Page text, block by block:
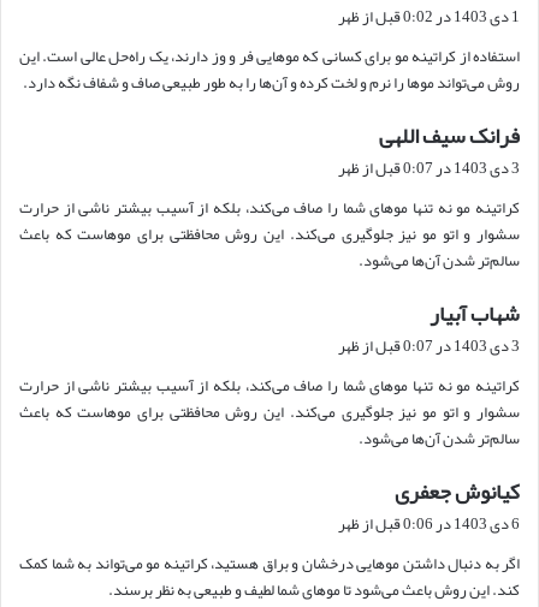
:
1 دی 1403 در 0:02 قبل از ظهر
استفاده از کراتینه مو برای کسانی که موهایی فر و وز دارند، یک راه‌حل عالی است. این
روش می‌تواند موها را نرم و لخت کرده و آن‌ها را به طور طبیعی صاف و شفاف نگه دارد.
فرانک سیف اللهیف
ت
:
3 دی 1403 در 0:07 قبل از ظهر
کراتینه مو نه تنها موهای شما را صاف می‌کند، بلکه از آسیب بیشتر ناشی از حرارت
سشوار و اتو مو نیز جلوگیری می‌کند. این روش محافظتی برای موهاست که باعث
سالم‌تر شدن آن‌ها می‌شود.
شهاب آبیارف
:
3 دی 1403 در 0:07 قبل از ظهر
کراتینه مو نه تنها موهای شما را صاف می‌کند، بلکه از آسیب بیشتر ناشی از حرارت
سشوار و اتو مو نیز جلوگیری می‌کند. این روش محافظتی برای موهاست که باعث
سالم‌تر شدن آن‌ها می‌شود.
کیانوش جعفری
ت
:
6 دی 1403 در 0:06 قبل از ظهر
اگر به دنبال داشتن موهایی درخشان و براق هستید، کراتینه مو می‌تواند به شما کمک
کند. این روش باعث می‌شود تا موهای شما لطیف و طبیعی به نظر برسند.